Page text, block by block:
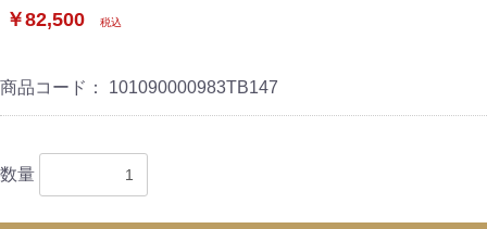
￥82,500 税込
商品コード： 101090000983TB147
数量